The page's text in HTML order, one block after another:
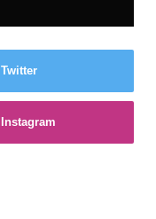
Twitter
Instagram